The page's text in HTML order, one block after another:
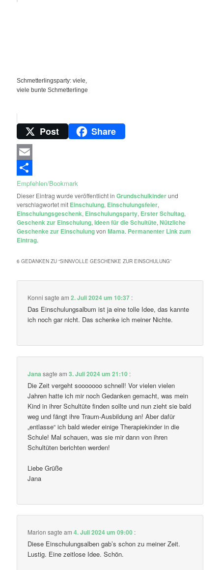
Schmetterlingsparty: viele,
viele bunte Schmetterlinge
Post Share
Email
Empfehlen/Bookmark
Dieser Eintrag wurde veröffentlicht inGrundschulkinderund
verschlagwortet mit Einschulung, Einschulungsfeier,
Einschulungsgeschenk, Einschulungsparty, Erster Schultag,
Geschenk zur Einschulung,Ideen für die Schultüte,Nützliche
Geschenke zur EinschulungvonMama. Permanenter Link zum
Eintrag.
6 GEDANKEN ZU “SINNVOLLE GESCHENKE ZUR EINSCHULUNG”
Konni sagte am2. Juli 2024 um 10:37 :
Das Einschulungsalbum ist ja eine tolle Idee, das kannte
ich noch gar nicht. Das schenke ich meiner Nichte.
Jana sagte am3. Juli 2024 um 21:10 :
Die Zeit vergeht sooooooo schnell! Vor vielen vielen
Jahren hatte ich mir noch Gedanken gemacht, was mein
Kind in ihrer Schultüte finden sollte und nun zieht sie bald
weg und fängt ihre Traum-Ausbildung an! Aber dafür
„entlasse“ ich bald wieder einige Therapiekinder in die
Schule! Mal schauen, was sie mir dann von ihren
Schultüten berichten werden!
Liebe Grüße
Jana
Marion sagte am4. Juli 2024 um 09:00 :
Diese Einschulungsalben gab’s schon zu meiner Zeit.
Lustig. Eine zeitlose Idee. Schön.